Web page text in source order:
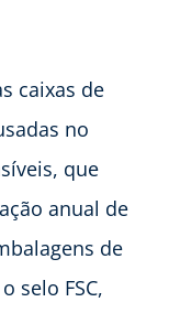
caixas de
no
que
anual de
de
selo FSC,